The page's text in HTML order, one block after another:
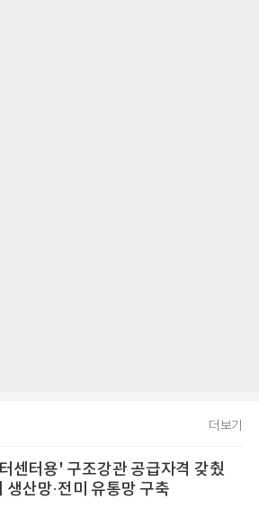
더보기
센터용' 구조강관 공급자격 갖췄
산망·전미 유통망 구축